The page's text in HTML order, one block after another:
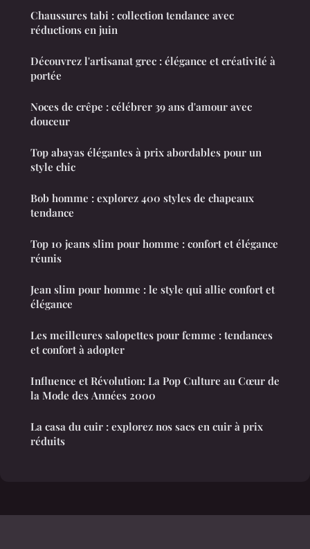
Chaussures tabi : collection tendance avec
réductions en juin
Découvrez l'artisanat grec : élégance et créativité à
portée
Noces de crêpe : célébrer 39 ans d'amour avec
douceur
Top abayas élégantes à prix abordables pour un
style chic
Bob homme : explorez 400 styles de chapeaux
tendance
Top 10 jeans slim pour homme : confort et élégance
réunis
Jean slim pour homme : le style qui allie confort et
élégance
Les meilleures salopettes pour femme : tendances
et confort à adopter
Influence et Révolution: La Pop Culture au Cœur de
la Mode des Années 2000
La casa du cuir : explorez nos sacs en cuir à prix
réduits